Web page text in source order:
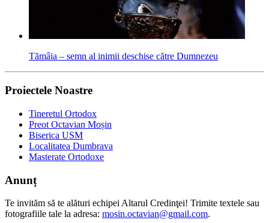
Tămâia – semn al inimii deschise către Dumnezeu
Proiectele Noastre
Tineretul Ortodox
Preot Octavian Moșin
Biserica USM
Localitatea Dumbrava
Masterate Ortodoxe
Anunț
Te invităm să te alături echipei Altarul Credinţei! Trimite textele sau
fotografiile tale la adresa: mosin.octavian@gmail.com.